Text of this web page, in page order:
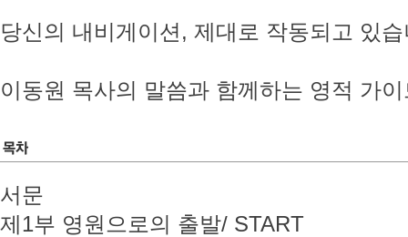
당신의 내비게이션, 제대로 작동되고 있
이동원 목사의 말씀과 함께하는 영적 가이
서문
제1부 영원으로의 출발/ START